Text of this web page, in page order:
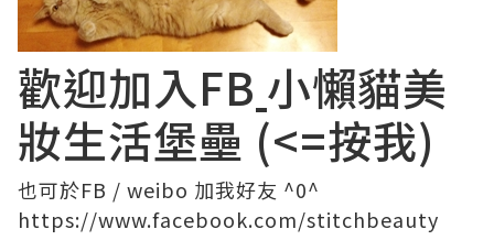
歡迎加入FB 小懶貓美
妝生活堡壘 (<=按我)
也可於FB / weibo 加我好友 ^0^
https://www.facebook.com/stitchbeauty